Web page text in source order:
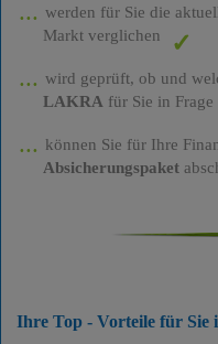
werden für Sie die
Markt verglichen
wird geprüft, ob und
LAKRA für Sie in
können Sie für Ihre
Absicherungspaket
Ihre Top - Vorteile für